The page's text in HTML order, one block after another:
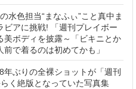
水色担当“まなふぃ”こと真中ま
ビアに挑戦! 「週刊プレイボー
美ボディを披露～「ビキニとか
で着るのは初めてかも」
ぶりの全裸ショットが「週刊
く絶版となっていた写真集